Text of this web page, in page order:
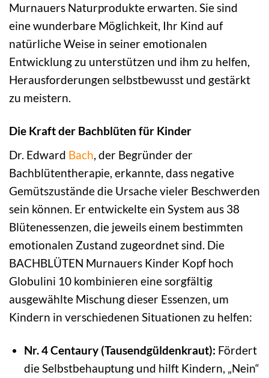
Murnauers Naturprodukte erwarten. Sie sind
eine wunderbare Möglichkeit, Ihr Kind auf
natürliche Weise in seiner emotionalen
Entwicklung zu unterstützen und ihm zu helfen,
Herausforderungen selbstbewusst und gestärkt
zu meistern.
Die Kraft der Bachblüten für Kinder
Dr. Edward Bach , der Begründer der
Bachblütentherapie, erkannte, dass negative
Gemütszustände die Ursache vieler Beschwerden
sein können. Er entwickelte ein System aus 38
Blütenessenzen, die jeweils einem bestimmten
emotionalen Zustand zugeordnet sind. Die
BACHBLÜTEN Murnauers Kinder Kopf hoch
Globulini 10 kombinieren eine sorgfältig
ausgewählte Mischung dieser Essenzen, um
Kindern in verschiedenen Situationen zu helfen:
Nr. 4 Centaury (Tausendgüldenkraut): Fördert
die Selbstbehauptung und hilft Kindern, „Nein“